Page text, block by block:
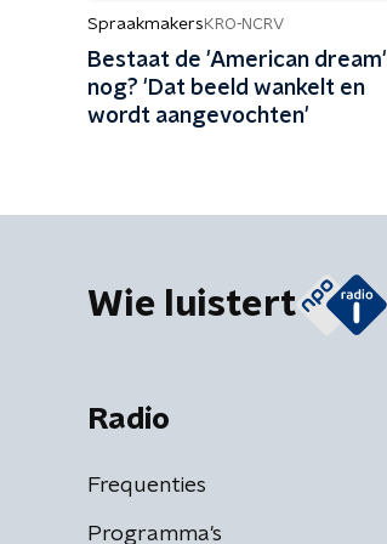
Spraakmakers KRO-NCRV
Bestaat de 'American dream'
nog? 'Dat beeld wankelt en
wordt aangevochten'
Wie luistert
Radio
Frequenties
Programma's